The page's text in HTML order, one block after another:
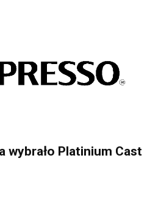
wybrało Platinium Cast